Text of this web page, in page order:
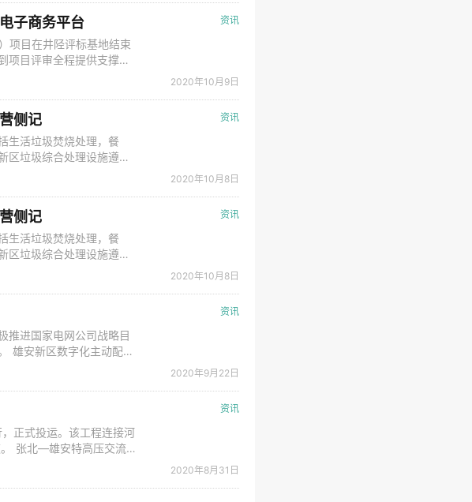
资讯
子商务平台
目在井陉评标基地结束
项目评审全程提供支撑和
）的授权采购批次顺
2020年10月9日
资讯
侧记
生活垃圾焚烧处理，餐
区垃圾综合处理设施遵循
新区“全域、全程、全口
2020年10月8日
资讯
侧记
生活垃圾焚烧处理，餐
区垃圾综合处理设施遵循
新区“全域、全程、全口
2020年10月8日
资讯
推进国家电网公司战略目
雄安新区数字化主动配电
，依托数字经济，产生新
2020年9月22日
资讯
正式投运。该工程连接河
张北—雄安特高压交流
稳”“六保”大局，服务京
2020年8月31日